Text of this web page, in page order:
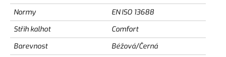
Normy
EN ISO 13688
Střih kalhot
Comfort
Barevnost
Béžová/Černá